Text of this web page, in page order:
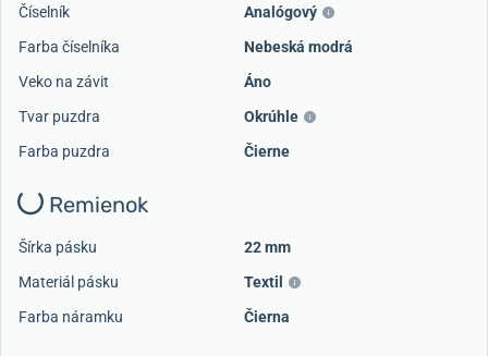
Číselník
Analógový
Farba číselníka
Nebeská modrá
Veko na závit
Áno
Tvar puzdra
Okrúhle
Farba puzdra
Čierne
Remienok
Šírka pásku
22 mm
Materiál pásku
Textil
Farba náramku
Čierna